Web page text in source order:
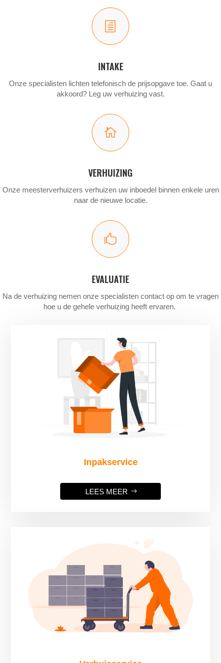
h
INTAKE
Onze specialisten lichten telefonisch de prijsopgave toe. Gaat u
akkoord? Leg uw verhuizing vast.

VERHUIZING
Onze meesterverhuizers verhuizen uw inboedel binnen enkele uren
naar de nieuwe locatie.

EVALUATIE
Na de verhuizing nemen onze specialisten contact op om te vragen
hoe u de gehele verhuizing heeft ervaren.
Inpakservice
LEES MEER